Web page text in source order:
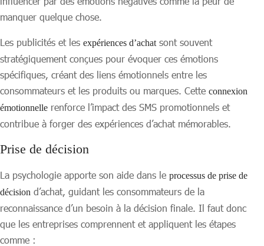
manquer quelque chose.
Les publicités et les expériences d’achat sont souvent
stratégiquement conçues pour évoquer ces émotions
spécifiques, créant des liens émotionnels entre les
consommateurs et les produits ou marques. Cette connexion
émotionnelle renforce l’impact des SMS promotionnels et
contribue à forger des expériences d’achat mémorables.
Prise de décision
La psychologie apporte son aide dans le processus de prise de
décision d’achat, guidant les consommateurs de la
reconnaissance d’un besoin à la décision finale. Il faut donc
que les entreprises comprennent et appliquent les étapes
comme :